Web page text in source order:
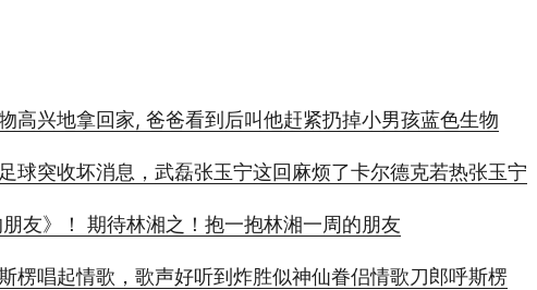
高兴地拿回家, 爸爸看到后叫他赶紧扔掉小男孩蓝色生物
球突收坏消息，武磊张玉宁这回麻烦了卡尔德克若热张玉宁
友》！ 期待林湘之！抱一抱林湘一周的朋友
楞唱起情歌，歌声好听到炸胜似神仙眷侣情歌刀郎呼斯楞